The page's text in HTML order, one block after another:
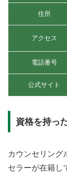
住所
アクセス
電話番号
公式サイト
資格を持っ
カウンセリング
セラーが在籍し